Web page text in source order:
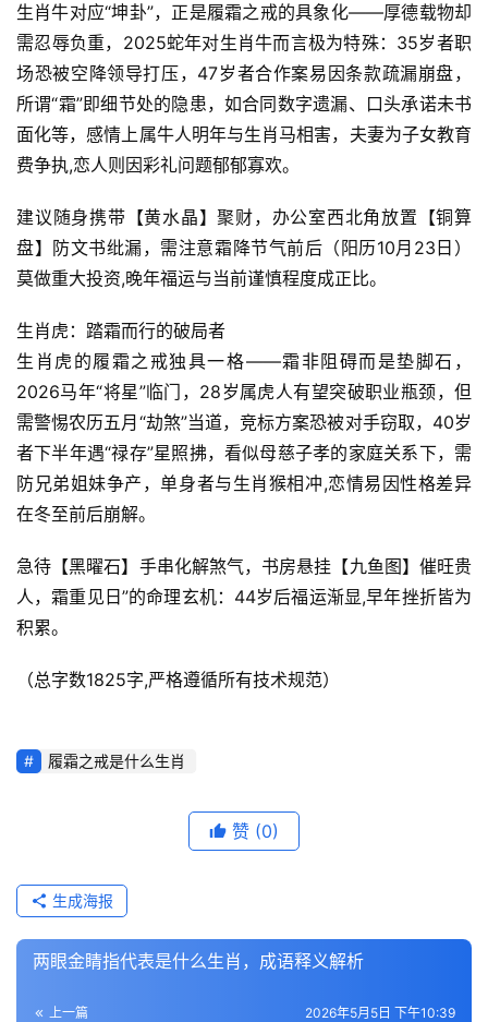
生肖牛对应“坤卦”，正是履霜之戒的具象化——厚德载物却
需忍辱负重，2025蛇年对生肖牛而言极为特殊：35岁者职
场恐被空降领导打压，47岁者合作案易因条款疏漏崩盘，
所谓“霜”即细节处的隐患，如合同数字遗漏、口头承诺未书
面化等，感情上属牛人明年与生肖马相害，夫妻为子女教育
费争执,恋人则因彩礼问题郁郁寡欢。
建议随身携带【黄水晶】聚财，办公室西北角放置【铜算
盘】防文书纰漏，需注意霜降节气前后（阳历10月23日）
莫做重大投资,晚年福运与当前谨慎程度成正比。
生肖虎：踏霜而行的破局者
生肖虎的履霜之戒独具一格——霜非阻碍而是垫脚石，
2026马年“将星”临门，28岁属虎人有望突破职业瓶颈，但
需警惕农历五月“劫煞”当道，竞标方案恐被对手窃取，40岁
者下半年遇“禄存”星照拂，看似母慈子孝的家庭关系下，需
防兄弟姐妹争产，单身者与生肖猴相冲,恋情易因性格差异
在冬至前后崩解。
急待【黑曜石】手串化解煞气，书房悬挂【九鱼图】催旺贵
人，霜重见日”的命理玄机：44岁后福运渐显,早年挫折皆为
积累。
（总字数1825字,严格遵循所有技术规范）
履霜之戒是什么生肖
赞 (0)
生成海报
两眼金睛指代表是什么生肖，成语释义解析
上一篇 2026年5月5日 下午10:39